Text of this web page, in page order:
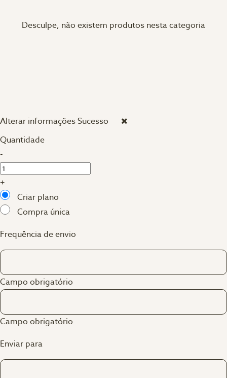
Desculpe, não existem produtos nesta categoria
Alterar informaçõesSucesso
Quantidade
-
+
Criar plano
Compra única
Frequência de envio
Campo obrigatório
Campo obrigatório
Enviar para